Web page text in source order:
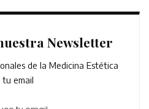
Newsletter
de la Medicina Estética
tu email